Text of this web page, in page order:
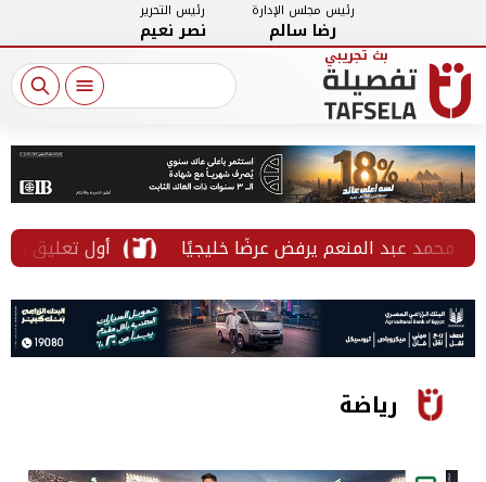
رئيس مجلس الإدارة
رضا سالم
رئيس التحرير
نصر نعيم
أول تعليق رسمي محمد عبد المنعم يرفض عرضًا خليجيًا
رياضة